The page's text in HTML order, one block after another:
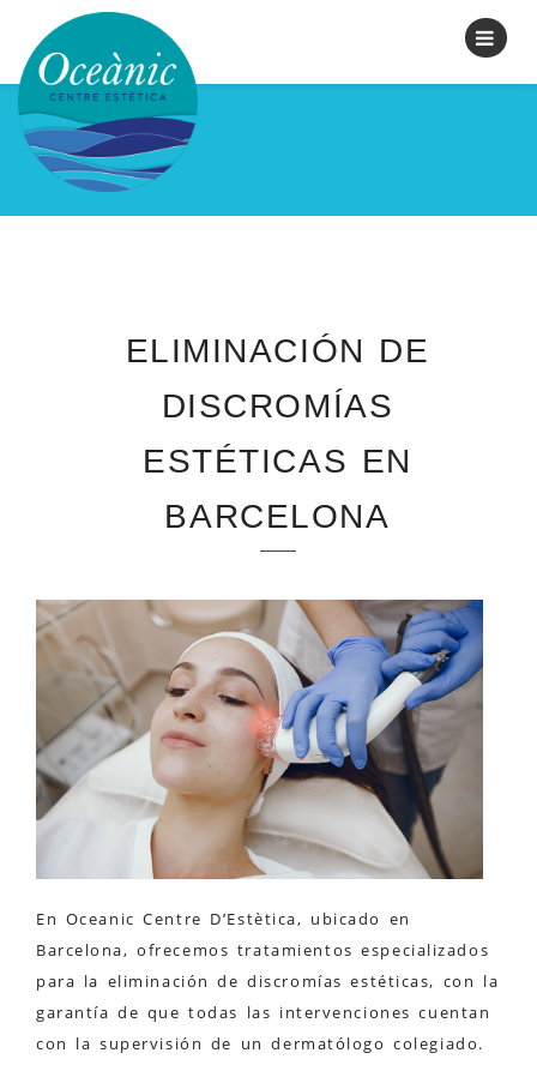
RESERVAR CITA
ELIMINACIÓN DE
DISCROMÍAS
ESTÉTICAS EN
BARCELONA
En Oceanic Centre D’Estètica, ubicado en
Barcelona, ofrecemos tratamientos especializados
para la eliminación de discromías estéticas, con la
garantía de que todas las intervenciones cuentan
con la supervisión de un dermatólogo colegiado.